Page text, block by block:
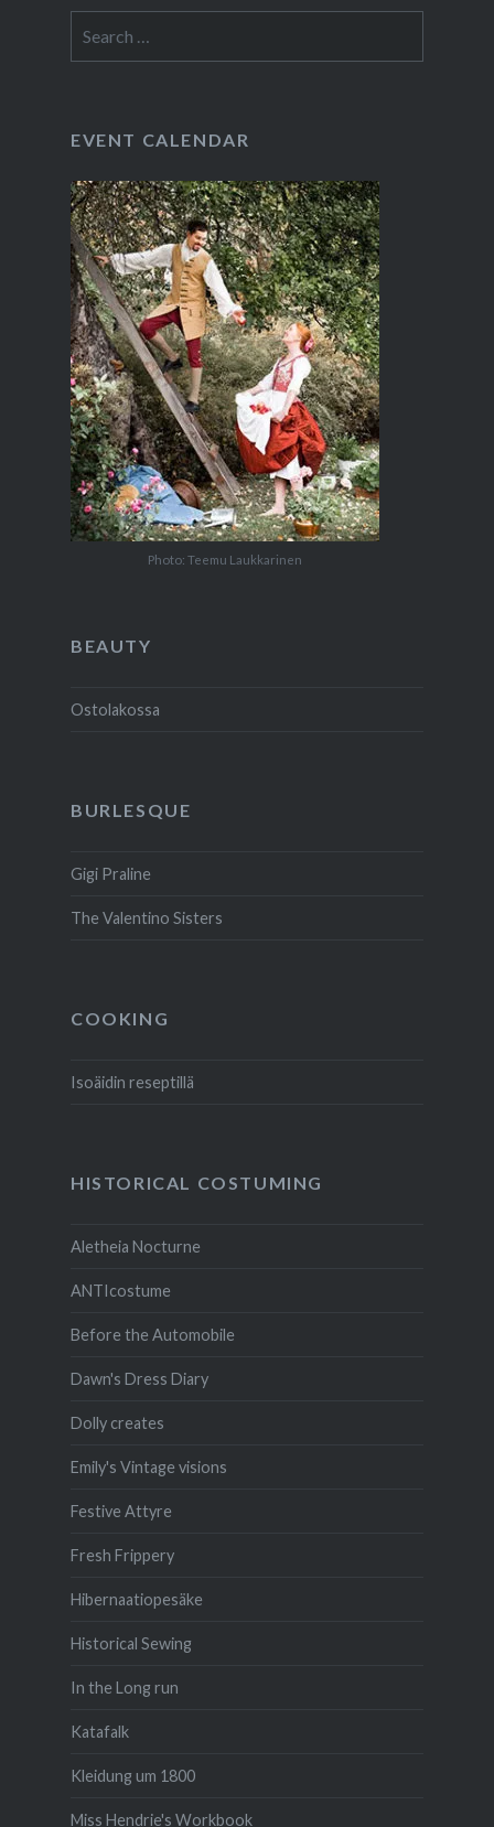
for:
EVENT CALENDAR
Photo: Teemu Laukkarinen
BEAUTY
Ostolakossa
BURLESQUE
Gigi Praline
The Valentino Sisters
COOKING
Isoäidin reseptillä
HISTORICAL COSTUMING
Aletheia Nocturne
ANTIcostume
Before the Automobile
Dawn's Dress Diary
Dolly creates
Emily's Vintage visions
Festive Attyre
Fresh Frippery
Hibernaatiopesäke
Historical Sewing
In the Long run
Katafalk
Kleidung um 1800
Miss Hendrie's Workbook